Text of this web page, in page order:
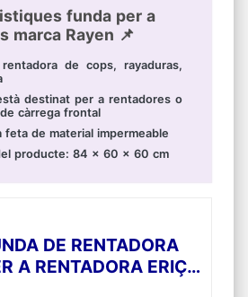
funda per a
marca Rayen 📌
de cops, rayaduras,
destinat per a rentadores o
càrrega frontal
feta de material impermeable
producte: 84 x 60 x 60 cm
DE RENTADORA
A RENTADORA ERIÇÓ